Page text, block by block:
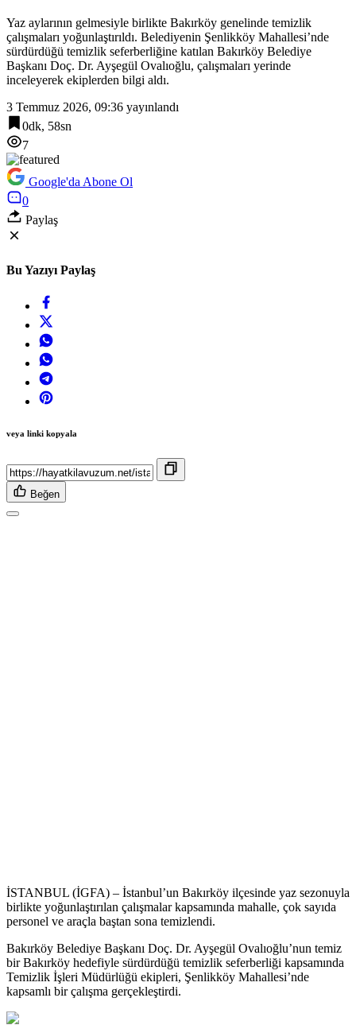
Yaz aylarının gelmesiyle birlikte Bakırköy genelinde temizlik
çalışmaları yoğunlaştırıldı. Belediyenin Şenlikköy Mahallesi’nde
sürdürdüğü temizlik seferberliğine katılan Bakırköy Belediye
Başkanı Doç. Dr. Ayşegül Ovalıoğlu, çalışmaları yerinde
inceleyerek ekiplerden bilgi aldı.
3 Temmuz 2026, 09:36 yayınlandı
0dk, 58sn
7
Google'da Abone Ol
0
Paylaş
Bu Yazıyı Paylaş
veya linki kopyala
Beğen
İSTANBUL (İGFA) – İstanbul’un Bakırköy ilçesinde yaz sezonuyla
birlikte yoğunlaştırılan çalışmalar kapsamında mahalle, çok sayıda
personel ve araçla baştan sona temizlendi.
Bakırköy Belediye Başkanı Doç. Dr. Ayşegül Ovalıoğlu’nun temiz
bir Bakırköy hedefiyle sürdürdüğü temizlik seferberliği kapsamında
Temizlik İşleri Müdürlüğü ekipleri, Şenlikköy Mahallesi’nde
kapsamlı bir çalışma gerçekleştirdi.